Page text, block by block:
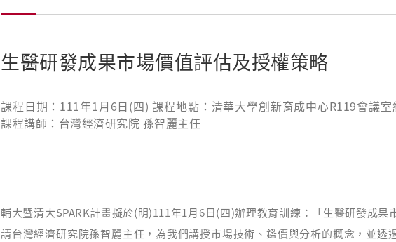
生醫研發成果市場價值評估及授權策略
課程日期：111年1月6日(四) 課程地點：清華大學創新育成中心R119會議
課程講師：台灣經濟研究院 孫智麗主任
輔大暨清大SPARK計畫擬於(明)111年1月6日(四)辦理教育訓練：「生醫研發成
請台灣經濟研究院孫智麗主任，為我們講授市場技術、鑑價與分析的概念，並透